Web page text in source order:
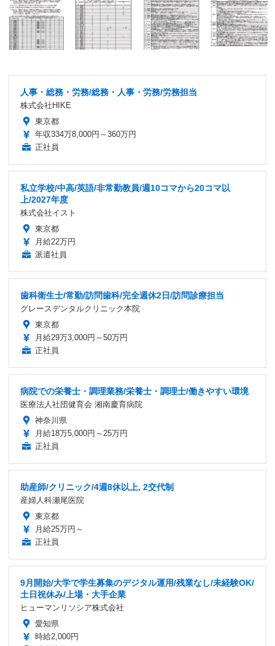
人事・総務・労務/総務・人事・労務/労務担当
株式会社HIKE
東京都
年収334万8,000円～360万円
正社員
私立学校/中高/英語/非常勤教員/週10コマから20コマ以
上/2027年度
株式会社イスト
東京都
月給22万円
派遣社員
歯科衛生士/常勤/訪問歯科/完全週休2日/訪問診療担当
グレースデンタルクリニック本院
東京都
月給29万3,000円～50万円
正社員
病院での栄養士・調理業務/栄養士・調理士/働きやすい環境
医療法人社団健育会 湘南慶育病院
神奈川県
月給18万5,000円～25万円
正社員
助産師/クリニック/4週8休以上, 2交代制
産婦人科瀬尾医院
東京都
月給25万円～
正社員
9月開始/大学で学生募集のデジタル運用/残業なし/未経験OK/
土日祝休み/上場・大手企業
ヒューマンリソシア株式会社
愛知県
時給2,000円